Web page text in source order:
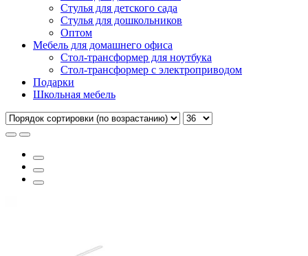
Стулья для детского сада
Стулья для дошкольников
Оптом
Мебель для домашнего офиса
Стол-трансформер для ноутбука
Стол-трансформер с электроприводом
Подарки
Школьная мебель